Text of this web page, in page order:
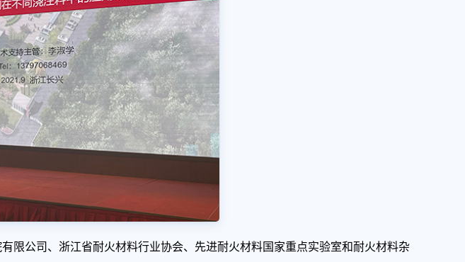
限公司、浙江省耐火材料行业协会、先进耐火材料国家重点实验室和耐火材料杂